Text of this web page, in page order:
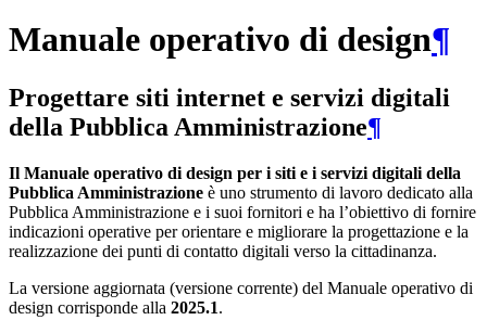
Manuale operativo di design¶
Progettare siti internet e servizi digitali
della Pubblica Amministrazione¶
Il Manuale operativo di design per i siti e i servizi digitali della
Pubblica Amministrazione è uno strumento di lavoro dedicato alla
Pubblica Amministrazione e i suoi fornitori e ha l’obiettivo di fornire
indicazioni operative per orientare e migliorare la progettazione e la
realizzazione dei punti di contatto digitali verso la cittadinanza.
La versione aggiornata (versione corrente) del Manuale operativo di
design corrisponde alla 2025.1.